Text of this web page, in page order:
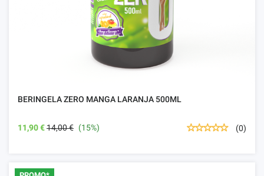
BERINGELA ZERO MANGA LARANJA 500ML
11,90 €14,00 € (15%) (0)